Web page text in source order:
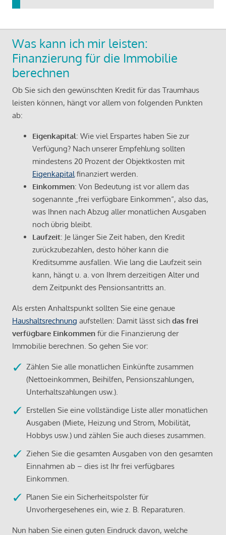
Was kann ich mir leisten:
Finanzierung für die Immobilie
berechnen
Ob Sie sich den gewünschten Kredit für das Traumhaus
leisten können, hängt vor allem von folgenden Punkten
ab:
Eigenkapital: Wie viel Erspartes haben Sie zur
Verfügung? Nach unserer Empfehlung sollten
mindestens 20 Prozent der Objektkosten mit
Eigenkapital finanziert werden.
Einkommen: Von Bedeutung ist vor allem das
sogenannte „frei verfügbare Einkommen“, also das,
was Ihnen nach Abzug aller monatlichen Ausgaben
noch übrig bleibt.
Laufzeit: Je länger Sie Zeit haben, den Kredit
zurückzubezahlen, desto höher kann die
Kreditsumme ausfallen. Wie lang die Laufzeit sein
kann, hängt u. a. von Ihrem derzeitigen Alter und
dem Zeitpunkt des Pensionsantritts an.
Als ersten Anhaltspunkt sollten Sie eine genaue
Haushaltsrechnung aufstellen: Damit lässt sich das frei
verfügbare Einkommen für die Finanzierung der
Immobilie berechnen. So gehen Sie vor:
Zählen Sie alle monatlichen Einkünfte zusammen
(Nettoeinkommen, Beihilfen, Pensionszahlungen,
Unterhaltszahlungen usw.).
Erstellen Sie eine vollständige Liste aller monatlichen
Ausgaben (Miete, Heizung und Strom, Mobilität,
Hobbys usw.) und zählen Sie auch dieses zusammen.
Ziehen Sie die gesamten Ausgaben von den gesamten
Einnahmen ab – dies ist Ihr frei verfügbares
Einkommen.
Planen Sie ein Sicherheitspolster für
Unvorhergesehenes ein, wie z. B. Reparaturen.
Nun haben Sie einen guten Eindruck davon, welche